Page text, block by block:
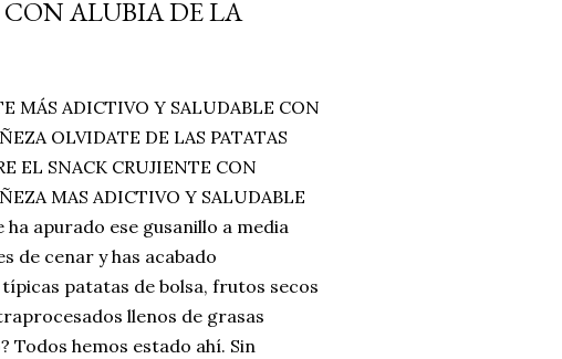
ALUBIA DE LA
MÁS ADICTIVO Y SALUDABLE CON
OLVIDATE DE LAS PATATAS
EL SNACK CRUJIENTE CON
MAS ADICTIVO Y SALUDABLE
ha apurado ese gusanillo a media
de cenar y has acabado
patatas de bolsa, frutos secos
llenos de grasas
Todos hemos estado ahí. Sin